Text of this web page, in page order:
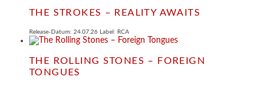
THE STROKES – REALITY AWAITS
Release-Datum: 24.07.26 Label: RCA
THE ROLLING STONES – FOREIGN
TONGUES